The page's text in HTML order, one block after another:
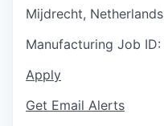
Mijdrecht, Netherlands
Manufacturing Job ID:
Apply
Get Email Alerts